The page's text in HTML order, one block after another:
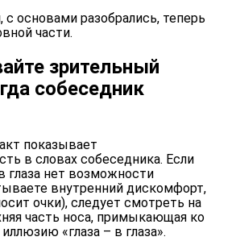
с основами разобрались, теперь
части.
зрительный
собеседник
показывает
в словах собеседника. Если
глаза нет возможности
внутренний дискомфорт,
очки), следует смотреть на
часть носа, примыкающая ко
«глаза – в глаза».